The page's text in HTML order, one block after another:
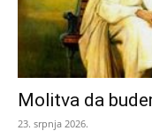
Molitva da
23. srpnja 2026.